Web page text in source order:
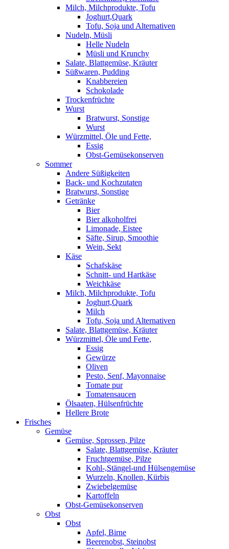
Milch, Milchprodukte, Tofu
Joghurt,Quark
Tofu, Soja und Alternativen
Nudeln, Müsli
Helle Nudeln
Müsli und Krunchy
Salate, Blattgemüse, Kräuter
Süßwaren, Pudding
Knabbereien
Schokolade
Trockenfrüchte
Wurst
Bratwurst, Sonstige
Wurst
Würzmittel, Öle und Fette,
Essig
Obst-Gemüsekonserven
Sommer
Andere Süßigkeiten
Back- und Kochzutaten
Bratwurst, Sonstige
Getränke
Bier
Bier alkoholfrei
Limonade, Eistee
Säfte, Sirup, Smoothie
Wein, Sekt
Käse
Schafskäse
Schnitt- und Hartkäse
Weichkäse
Milch, Milchprodukte, Tofu
Joghurt,Quark
Milch
Tofu, Soja und Alternativen
Salate, Blattgemüse, Kräuter
Würzmittel, Öle und Fette,
Essig
Gewürze
Oliven
Pesto, Senf, Mayonnaise
Tomate pur
Tomatensaucen
Ölsaaten, Hülsenfrüchte
Hellere Brote
Frisches
Gemüse
Gemüse, Sprossen, Pilze
Salate, Blattgemüse, Kräuter
Fruchtgemüse, Pilze
Kohl-,Stängel-und Hülsengemüse
Wurzeln, Knollen, Kürbis
Zwiebelgemüse
Kartoffeln
Obst-Gemüsekonserven
Obst
Obst
Apfel, Birne
Beerenobst, Steinobst